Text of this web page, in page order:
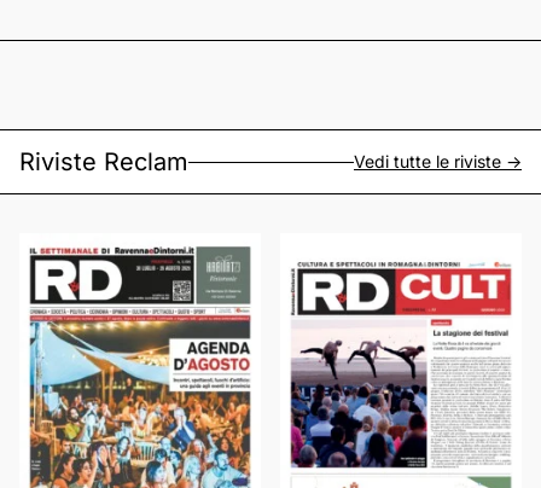
Riviste Reclam Vedi tutte le riviste ->